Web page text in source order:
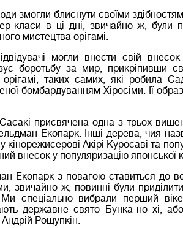
змогли блиснути своїми
класи в ці дні, звичайно ж, були
мистецтва орігамі.
могли внести свій
боротьбу за мир, прикріпивши
орігамі, таких самих, які робила
бомбардуванням Хіросіми. Її
присвячена одна з трьох
Екопарк. Інші дерева, чия
кінорежисерові Акірі Куросаві та
внесок у популяризацію японської
Екопарк з повагою ставиться до
звичайно ж, повинні були
Ми спеціально вибрали перший
державне свято Бунка-но хі,
Рощупкін.